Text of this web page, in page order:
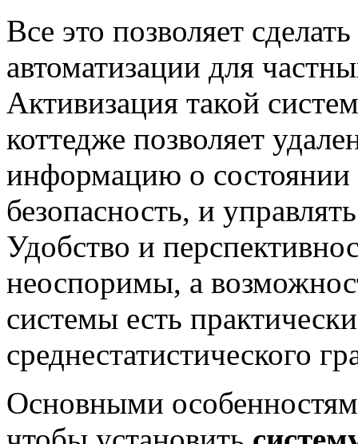
Все это позволяет
автоматизации для
Активизация такой
коттедже позволяет
информацию о состоянии
безопасность, и
Удобство и
неоспоримы, а
системы есть
среднестатистического
Основными